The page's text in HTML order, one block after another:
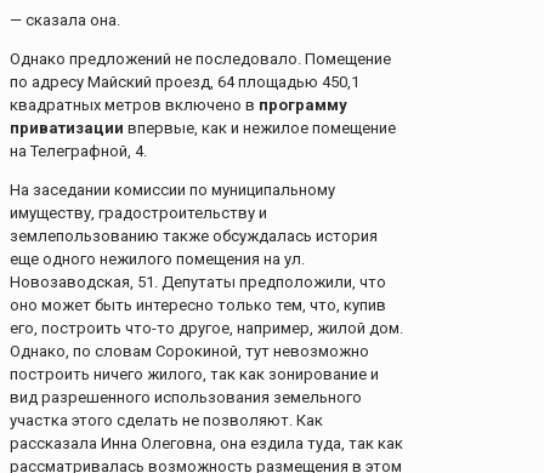
— сказала она.
Однако предложений не последовало. Помещение
по адресу Майский проезд, 64 площадью 450,1
квадратных метров включено в программу
приватизации впервые, как и нежилое помещение
на Телеграфной, 4.
На заседании комиссии по муниципальному
имуществу, градостроительству и
землепользованию также обсуждалась история
еще одного нежилого помещения на ул.
Новозаводская, 51. Депутаты предположили, что
оно может быть интересно только тем, что, купив
его, построить что-то другое, например, жилой дом.
Однако, по словам Сорокиной, тут невозможно
построить ничего жилого, так как зонирование и
вид разрешенного использования земельного
участка этого сделать не позволяют. Как
рассказала Инна Олеговна, она ездила туда, так как
рассматривалась возможность размещения в этом